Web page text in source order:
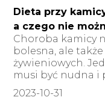
Dieta przy
a czego nie
Choroba kamicy
bolesna, ale
żywieniowych.
musi być nudna i
2023-10-31